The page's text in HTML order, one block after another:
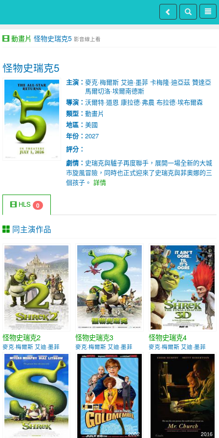
動畫片 怪物史瑞克5 影音線上看
怪物史瑞克5
主演： 麥克·梅爾斯 艾迪·墨菲 卡梅隆·迪亞茲 贊達亞
馬爾切洛·埃爾南德斯
導演： 沃爾特·道恩 康拉德·弗農 布拉德·埃布爾森
類型： 動畫片
地區： 美國
年份： 2027
評分：
劇情： 史瑞克與驢子再度聯手，展開一場全新的大城
市旋風冒險，同時也正式迎來了史瑞克與菲奧娜的三
個孩子。 詳情
HLS 0
同主演作品
2004
怪物史瑞克2
麥克·梅爾斯 艾迪·墨菲
2007
怪物史瑞克3
麥克·梅爾斯 艾迪·墨菲
2010
怪物史瑞克4
麥克·梅爾斯 艾迪·墨菲
2001 2002 2016